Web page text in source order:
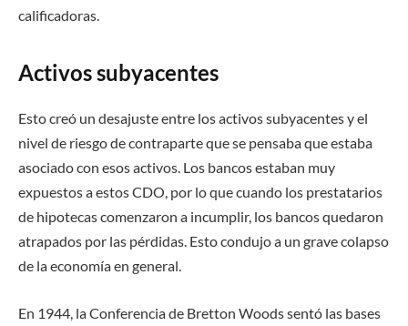
calificadoras.
Activos subyacentes
Esto creó un desajuste entre los activos subyacentes y el
nivel de riesgo de contraparte que se pensaba que estaba
asociado con esos activos. Los bancos estaban muy
expuestos a estos CDO, por lo que cuando los prestatarios
de hipotecas comenzaron a incumplir, los bancos quedaron
atrapados por las pérdidas. Esto condujo a un grave colapso
de la economía en general.
En 1944, la Conferencia de Bretton Woods sentó las bases